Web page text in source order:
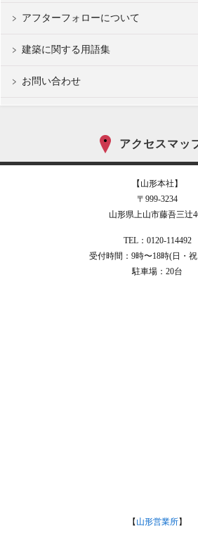
アフターフォローについて
建築に関する用語集
お問い合わせ
アクセスマッ
【山形本社】
〒999-3234
山形県上山市藤吾三辻
TEL：0120-114492
受付時間：9時〜18時(日・
駐車場：20台
【 山形営業所】